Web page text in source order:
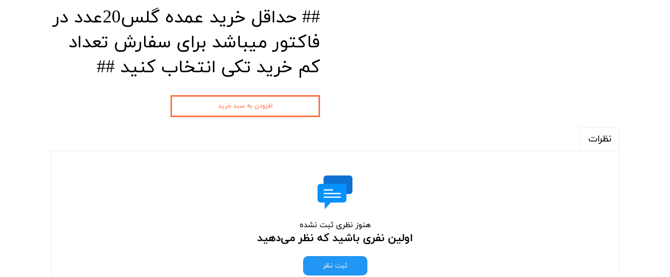
#
# حداقل خرید عمده گلس20عدد در
فاکتور میباشد برای سفارش تعداد
کم خرید تکی انتخاب کنید ##
افزودن به سبد خرید
نظرات
هنوز نظری ثبت نشده
اولین نفری باشید که نظر می‌دهید
ثبت نظر